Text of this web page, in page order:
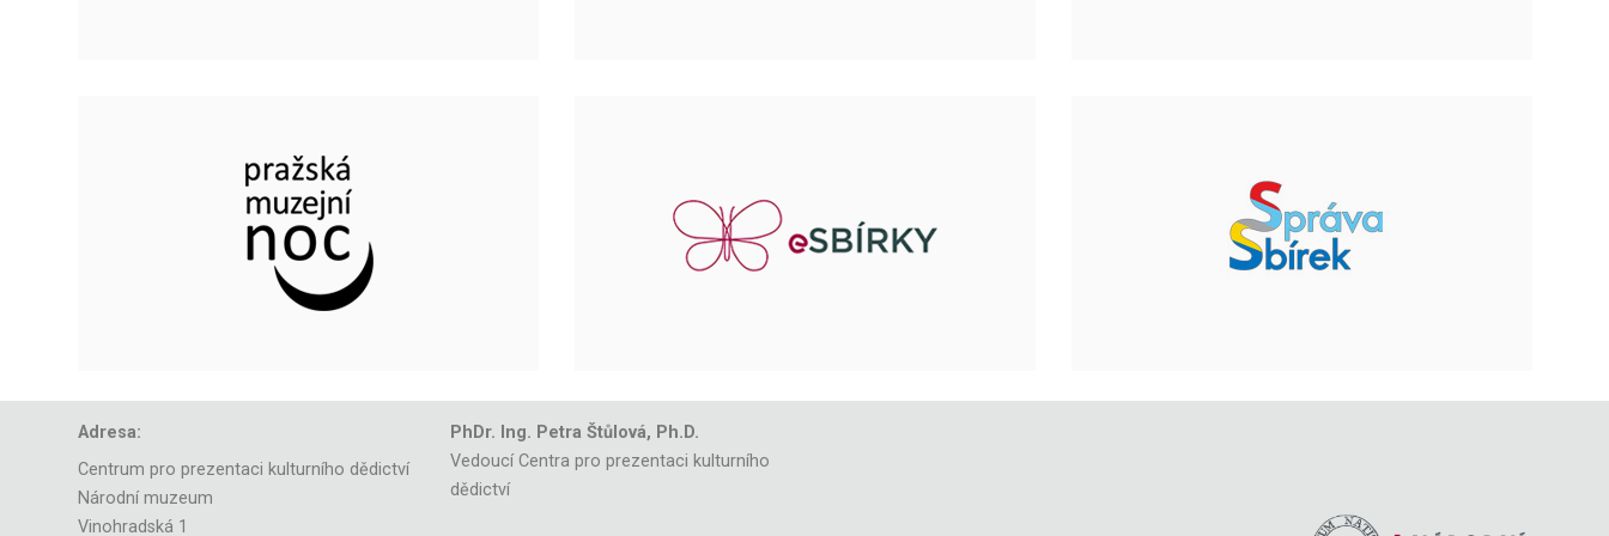
Adresa:
Centrum pro prezentaci kulturního dědictví
Národní muzeum
Vinohradská 1
PhDr. Ing. Petra Štůlová, Ph.D.
Vedoucí Centra pro prezentaci kulturního
dědictví